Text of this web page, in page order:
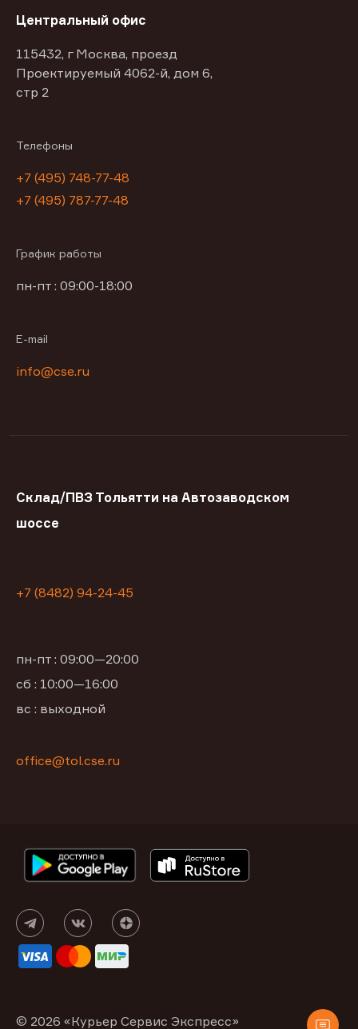
Центральный офис
115432, г Москва, проезд
Проектируемый 4062-й, дом 6,
стр 2
Телефоны
+7 (495) 748-77-48
+7 (495) 787-77-48
График работы
пн-пт : 09:00-18:00
E-mail
info@cse.ru
Склад/ПВЗ Тольятти на Автозаводском
шоссе
+7 (8482) 94-24-45
пн-пт : 09:00—20:00
сб : 10:00—16:00
вс : выходной
office@tol.cse.ru
© 2026 «Курьер Сервис Экспресс»